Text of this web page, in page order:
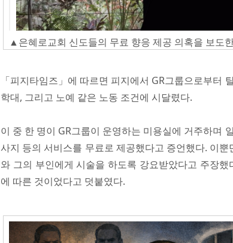
▲은혜로교회 신도들의 무료 향응 제공 의혹을 보도
「피지타임즈」에 따르면 피지에서 GR그룹으로부터
학대, 그리고 노예 같은 노동 조건에 시달렸다.
이 중 한 명이 GR그룹이 운영하는 미용실에 거주하며
사지 등의 서비스를 무료로 제공했다고 증언했다. 이
와 그의 부인에게 시술을 하도록 강요받았다고 주장
에 따른 것이었다고 덧붙였다.